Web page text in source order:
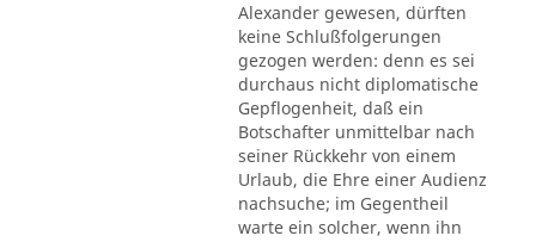
Alexander gewesen, dürften
keine Schlußfolgerungen
gezogen werden: denn es sei
durchaus nicht diplomatische
Gepflogenheit, daß ein
Botschafter unmittelbar nach
seiner Rückkehr von einem
Urlaub, die Ehre einer Audienz
nachsuche; im Gegentheil
warte ein solcher, wenn ihn